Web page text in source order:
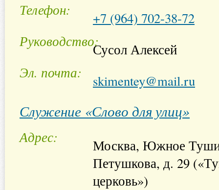
Телефон
+7 (964) 702-38-72
РуководствоСусол Алексей
Эл. почта
skimentey@mail.ru
Служение «Слово для улиц»
Адрес
Москва, Южное
Петушкова, д. 29
церковь»)